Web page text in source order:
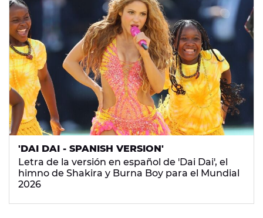
'DAI DAI - SPANISH VERSION'
Letra de la versión en español de 'Dai Dai', el
himno de Shakira y Burna Boy para el Mundial
2026